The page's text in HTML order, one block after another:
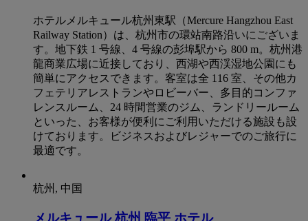
ホテルメルキュール杭州東駅（Mercure Hangzhou East
Railway Station）は、杭州市の環站南路沿いにございま
す。地下鉄 1 号線、4 号線の彭埠駅から 800 m。杭州港
龍商業広場に近接しており、西湖や西渓湿地公園にも
簡単にアクセスできます。客室は全 116 室、その他カ
フェテリアレストランやロビーバー、多目的コンファ
レンスルーム、24 時間営業のジム、ランドリールーム
といった、お客様が便利にご利用いただける施設も設
けております。ビジネスおよびレジャーでのご旅行に
最適です。
杭州, 中国
メルキュール 杭州 臨平 ホテル